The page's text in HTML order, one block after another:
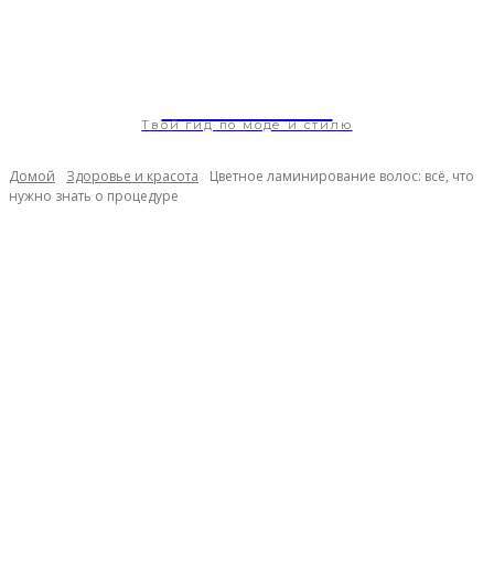
Твой гид по моде и стилю
Домой Здоровье и красота
Цветное ламинирование волос: всё, что
нужно знать о процедуре